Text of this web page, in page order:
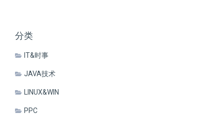
分类
IT&时事
JAVA技术
LINUX&WIN
PPC